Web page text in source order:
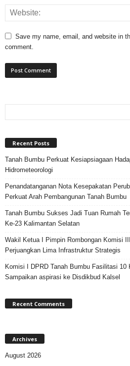
Save my name, email, and website in
comment.
Recent Posts
Tanah Bumbu Perkuat Kesiapsiagaan
Hidrometeorologi
Penandatanganan Nota Kesepakatan
Perkuat Arah Pembangunan Tanah Bumbu
Tanah Bumbu Sukses Jadi Tuan Rumah
Ke-23 Kalimantan Selatan
Wakil Ketua I Pimpin Rombongan Komisi
Perjuangkan Lima Infrastruktur Strategis
Komisi I DPRD Tanah Bumbu Fasilitasi 10
Sampaikan aspirasi ke Disdikbud Kalsel
Recent Comments
Archives
August 2026